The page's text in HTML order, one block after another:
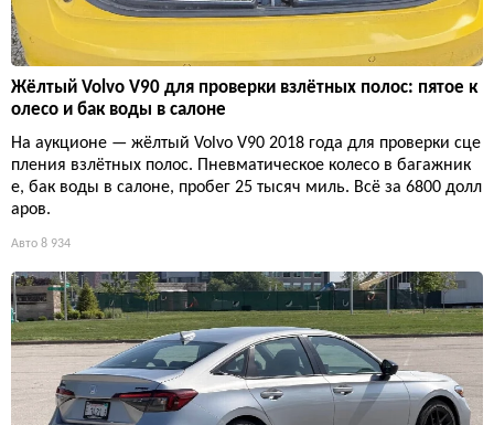
Жёлтый Volvo V90 для проверки взлётных полос: пятое к
олесо и бак воды в салоне
На аукционе — жёлтый Volvo V90 2018 года для проверки сце
пления взлётных полос. Пневматическое колесо в багажник
е, бак воды в салоне, пробег 25 тысяч миль. Всё за 6800 долл
аров.
Авто 8 934